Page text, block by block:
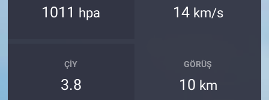
1011 hpa 14 km/s
ÇIY
3.8
GÖRÜŞ
10 km